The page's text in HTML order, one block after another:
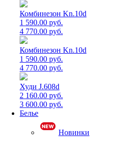
Комбинезон Kn.10d
1 590.00 руб.
4 770.00 руб.
Комбинезон Kn.10d
1 590.00 руб.
4 770.00 руб.
Худи J.608d
2 160.00 руб.
3 600.00 руб.
Белье
Новинки